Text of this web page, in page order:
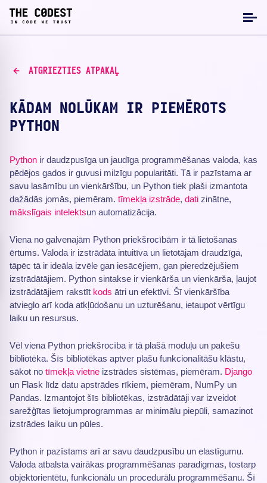
ATGRIEZTIES ATPAKAĻ
KĀDAM NOLŪKAM IR PIEMĒROTS
PYTHON
Python ir daudzpusīga un jaudīga programmēšanas valoda, kas
pēdējos gados ir guvusi milzīgu popularitāti. Tā ir pazīstama ar
savu lasāmību un vienkāršību, un Python tiek plaši izmantota
dažādās jomās, piemēram. tīmekļa izstrāde, dati zinātne,
mākslīgais intelektsun automatizācija.
Viena no galvenajām Python priekšrocībām ir tā lietošanas
ērtums. Valoda ir izstrādāta intuitīva un lietotājam draudzīga,
tāpēc tā ir ideāla izvēle gan iesācējiem, gan pieredzējušiem
izstrādātājiem. Python sintakse ir vienkārša un vienkārša, ļaujot
izstrādātājiem rakstīt kods ātri un efektīvi. Šī vienkāršība
atvieglo arī koda atkļūdošanu un uzturēšanu, ietaupot vērtīgu
laiku un resursus.
Vēl viena Python priekšrocība ir tā plašā moduļu un pakešu
bibliotēka. Šīs bibliotēkas aptver plašu funkcionalitāšu klāstu,
sākot no tīmekļa vietne izstrādes sistēmas, piemēram. Django
un Flask līdz datu apstrādes rīkiem, piemēram, NumPy un
Pandas. Izmantojot šīs bibliotēkas, izstrādātāji var izveidot
sarežģītas lietojumprogrammas ar minimālu piepūli, samazinot
izstrādes laiku un pūles.
Python ir pazīstams arī ar savu daudzpusību un elastīgumu.
Valoda atbalsta vairākas programmēšanas paradigmas, tostarp
objektorientētu, funkcionālu un procedurālu programmēšanu. Šī